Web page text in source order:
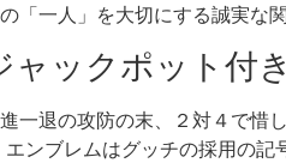
「一人」を大切にする誠実な
ャックポット付
一退の攻防の末、２対４で惜
エンブレムはグッチの採用の記